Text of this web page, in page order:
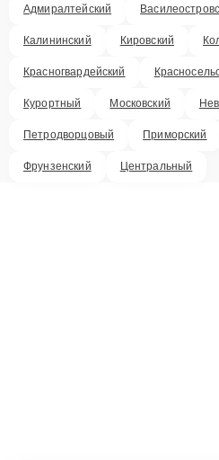
Адмиралтейский
Калининский Кировский
Красногвардейский
Курортный Московский
Петродворцовый Приморский
Фрунзенский Центральный